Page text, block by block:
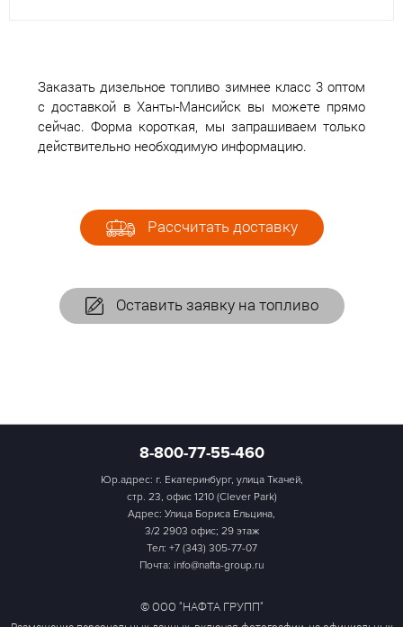
Заказать дизельное топливо зимнее класс 3 оптом
с доставкой в Ханты-Мансийск вы можете прямо
сейчас. Форма короткая, мы запрашиваем только
действительно необходимую информацию.
Рассчитать доставку
Оставить заявку на топливо
8-800-77-55-460
Юр.адрес: г. Екатеринбург, улица Ткачей,
стр. 23, офис 1210 (Clever Park)
Адрес: Улица Бориса Ельцина,
3/2 2903 офис; 29 этаж
Тел: +7 (343) 305-77-07
Почта: info@nafta-group.ru
© ООО "НАФТА ГРУПП"